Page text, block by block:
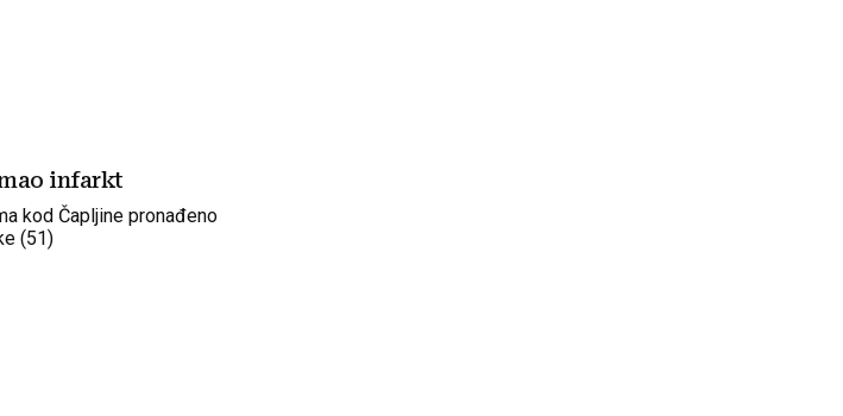
infarkt
kod Čapljine pronađeno
(51)